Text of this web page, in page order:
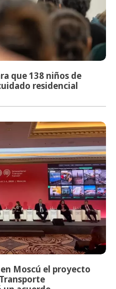
que 138 niños de
residencial
Moscú el proyecto